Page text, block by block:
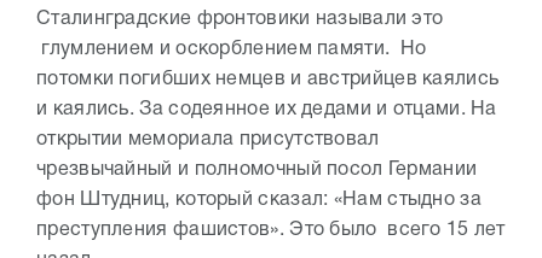
Сталинградские фронтовики называли это
глумлением и оскорблением памяти. Но
потомки погибших немцев и австрийцев каялись
и каялись. За содеянное их дедами и отцами. На
открытии мемориала присутствовал
чрезвычайный и полномочный посол Германии
фон Штудниц, который сказал: «Нам стыдно за
преступления фашистов». Это было всего 15 лет